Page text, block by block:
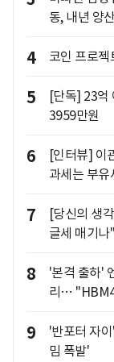
동, 내년 양
4 코인 프로
5
[단독] 23억
3959만원
6
[인터뷰] 이
과세는 부
7
[당신의 생
글세 매기나"
8
'본격 출하'
리…
9
'반포터 자
밈 폭발'